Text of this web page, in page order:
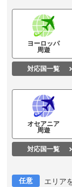
ヨーロッパ
周遊
対応国一覧
オセアニア
周遊
対応国一覧
任意 エリア